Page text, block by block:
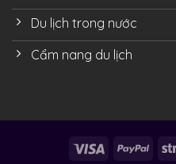
Du lịch trong nước
Cẩm nang du lịch